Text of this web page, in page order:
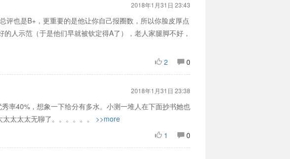
2018年1月31日 23:43
也是B+，更重要的是他让你自己报圈数，所以你脸皮厚点
人示范（于是他们早就被钦定得A了），老人家腿脚不好，
2
0
2018年1月31日 23:38
率40%，想象一下给分有多水。小测一堆人在下面抄书她也
太太太无聊了。。。。。。 >>more
1
0